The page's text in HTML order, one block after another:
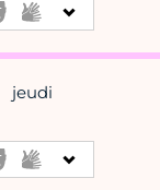
jeudi